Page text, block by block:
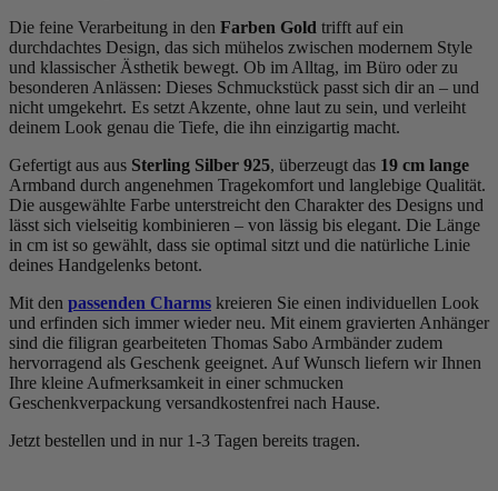
Die feine Verarbeitung in den Farben Gold trifft auf ein
durchdachtes Design, das sich mühelos zwischen modernem Style
und klassischer Ästhetik bewegt. Ob im Alltag, im Büro oder zu
besonderen Anlässen: Dieses Schmuckstück passt sich dir an – und
nicht umgekehrt. Es setzt Akzente, ohne laut zu sein, und verleiht
deinem Look genau die Tiefe, die ihn einzigartig macht.
Gefertigt aus aus Sterling Silber 925, überzeugt das 19 cm lange
Armband durch angenehmen Tragekomfort und langlebige Qualität.
Die ausgewählte Farbe unterstreicht den Charakter des Designs und
lässt sich vielseitig kombinieren – von lässig bis elegant. Die Länge
in cm ist so gewählt, dass sie optimal sitzt und die natürliche Linie
deines Handgelenks betont.
Mit den passenden Charms kreieren Sie einen individuellen Look
und erfinden sich immer wieder neu. Mit einem gravierten Anhänger
sind die filigran gearbeiteten Thomas Sabo Armbänder zudem
hervorragend als Geschenk geeignet. Auf Wunsch liefern wir Ihnen
Ihre kleine Aufmerksamkeit in einer schmucken
Geschenkverpackung versandkostenfrei nach Hause.
Jetzt bestellen und in nur 1-3 Tagen bereits tragen.